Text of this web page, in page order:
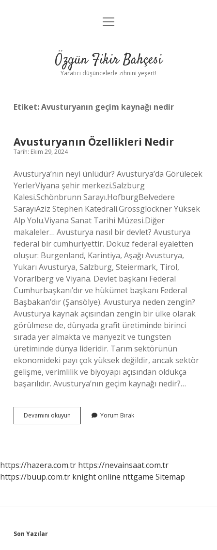
Anasayfa
Yasal Uyarı
menüyü
Özgün Fikir Bahçesi
Yaratıcı düşüncelerle zihnini yeşert!
Etiket:Avusturyanın geçim kaynağı nedir
Avusturyanın Özellikleri Nedir
Tarih: Ekim 29, 2024
Avusturya’nın neyi ünlüdür? Avusturya’da Görülecek
YerlerViyana şehir merkezi.Salzburg
Kalesi.Schönbrunn Sarayı.HofburgBelvedere
SarayıAziz Stephen Katedrali.Grossglockner Yüksek
Alp Yolu.Viyana Sanat Tarihi Müzesi.Diğer
makaleler… Avusturya nasıl bir devlet? Avusturya
federal bir cumhuriyettir. Dokuz federal eyaletten
oluşur: Burgenland, Karintiya, Aşağı Avusturya,
Yukarı Avusturya, Salzburg, Steiermark, Tirol,
Vorarlberg ve Viyana. Devlet başkanı Federal
Cumhurbaşkanı’dır ve hükümet başkanı Federal
Başbakan’dır (Şansölye). Avusturya neden zengin?
Avusturya kaynak açısından zengin bir ülke olarak
görülmese de, dünyada grafit üretiminde birinci
sırada yer almakta ve manyezit ve tungsten
üretiminde dünya lideridir. Tarım sektörünün
ekonomideki payı çok yüksek değildir, ancak sektör
gelişme, verimlilik ve biyoyapı açısından oldukça
başarılıdır. Avusturya’nın geçim kaynağı nedir?…
Devamını okuyun Avusturyanın
Özellikleri
Yorum Bırak
https://hazera.com.tr https://nevainsaat.com.tr
https://buup.com.tr knight online nttgame Sitemap
Sidebar
Son Yazılar